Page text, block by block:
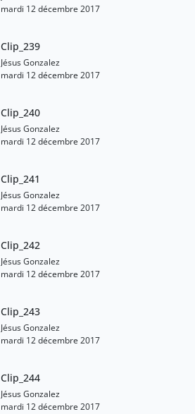
mardi 12 décembre 2017
Clip_239
Jésus Gonzalez
mardi 12 décembre 2017
Clip_240
Jésus Gonzalez
mardi 12 décembre 2017
Clip_241
Jésus Gonzalez
mardi 12 décembre 2017
Clip_242
Jésus Gonzalez
mardi 12 décembre 2017
Clip_243
Jésus Gonzalez
mardi 12 décembre 2017
Clip_244
Jésus Gonzalez
mardi 12 décembre 2017